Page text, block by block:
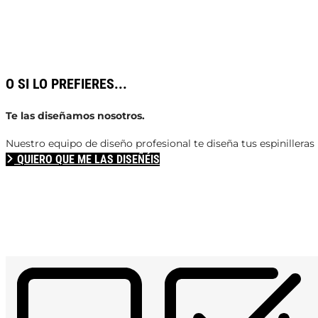
O SI LO PREFIERES...
Te las diseñamos nosotros.
Nuestro equipo de diseño profesional te diseña tus
QUIERO QUE ME LAS DISEÑÉIS